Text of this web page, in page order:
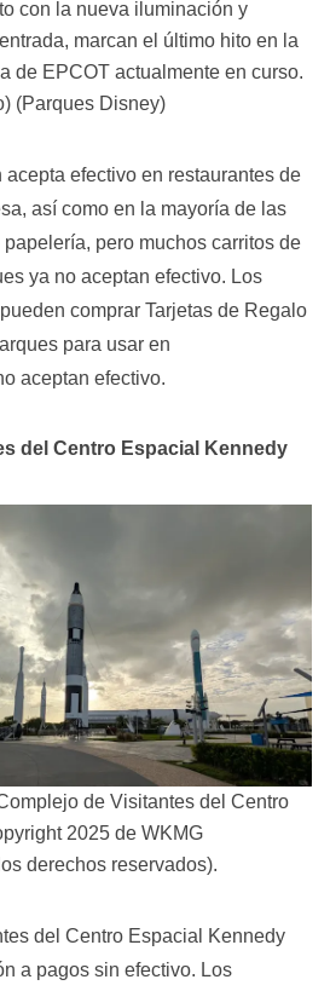
con la nueva iluminación y
marcan el último hito en la
de EPCOT actualmente en curso.
(Parques Disney)
efectivo en restaurantes de
así como en la mayoría de las
pero muchos carritos de
ya no aceptan efectivo. Los
comprar Tarjetas de Regalo
para usar en
aceptan efectivo.
del Centro Espacial Kennedy
de Visitantes del Centro
2025 de WKMG
derechos reservados).
del Centro Espacial Kennedy
a pagos sin efectivo. Los